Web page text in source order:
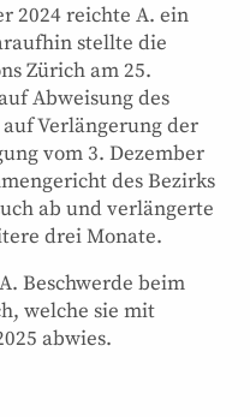
2024 reichte A. ein
stellte die
Zürich am 25.
Abweisung des
Verlängerung der
vom 3. Dezember
des Bezirks
ab und verlängerte
drei Monate.
Beschwerde beim
welche sie mit
abwies.